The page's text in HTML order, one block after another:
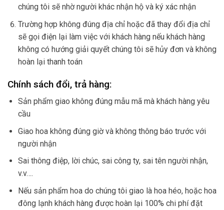
chúng tôi sẽ nhờ người khác nhận hộ và ký xác nhận
Trường hợp không đúng địa chỉ hoặc đã thay đổi địa chỉ
sẽ gọi điện lại làm việc với khách hàng nếu khách hàng
không có hướng giải quyết chúng tôi sẽ hủy đơn và không
hoàn lại thanh toán
Chính sách đổi, trả hàng:
Sản phẩm giao không đúng mẫu mã mà khách hàng yêu
cầu
Giao hoa không đúng giờ và không thông báo trước với
người nhận
Sai thông điệp, lời chúc, sai công ty, sai tên người nhận,
v.v….
Nếu sản phẩm hoa do chúng tôi giao là hoa héo, hoặc hoa
đông lạnh khách hàng được hoàn lại 100% chi phí đặt